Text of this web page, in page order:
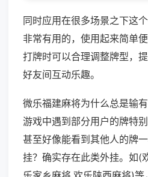
同时应用在很多场景之下这
非常有用的，使用起来简单
打牌时可以合理调整牌型，
好友间互动乐趣。
微乐福建麻将为什么总是输
游戏中遇到部分用户的牌特
甚至好像能看到其他人的牌
挂？确实存在此类外挂。如(